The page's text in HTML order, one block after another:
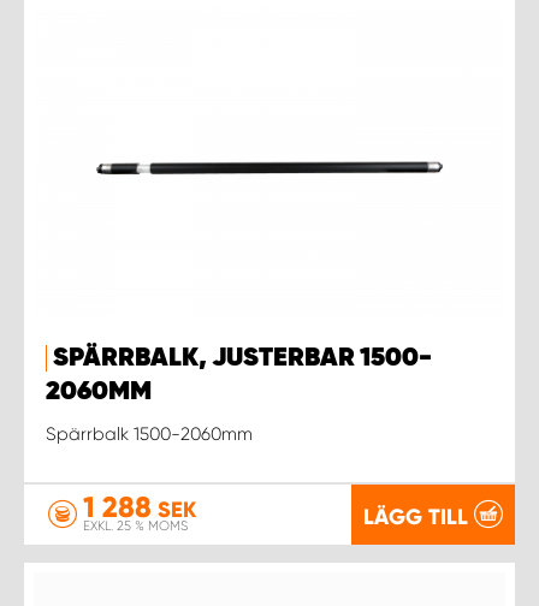
SPÄRRBALK, JUSTERBAR 1500-
2060MM
Spärrbalk 1500-2060mm
1 288 SEK
EXKL. 25 % MOMS LÄGG TILL